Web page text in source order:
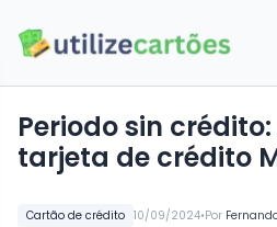
Cartão de crédito 10/09/2024•Por
Periodo sin
tarjeta de crédito